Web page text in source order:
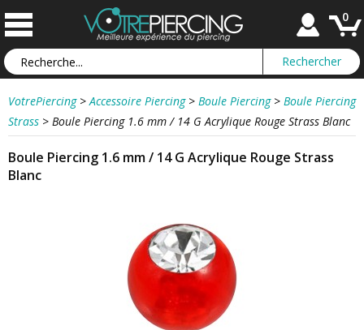
0
VotrePiercing > Accessoire Piercing > Boule Piercing > Boule Piercing
Strass > Boule Piercing 1.6 mm / 14 G Acrylique Rouge Strass Blanc
Boule Piercing 1.6 mm / 14 G Acrylique Rouge Strass
Blanc